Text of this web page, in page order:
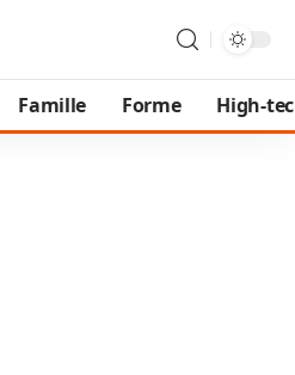
Famille Forme High-